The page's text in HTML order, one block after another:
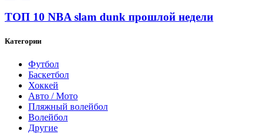
ТОП 10 NBA slam dunk прошлой недели
Категории
Футбол
Баскетбол
Хоккей
Авто / Мото
Пляжный волейбол
Волейбол
Другие